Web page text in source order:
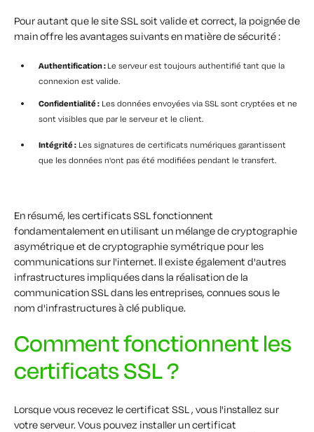
Pour autant que le site SSL soit valide et correct, la poignée de
main offre les avantages suivants en matière de sécurité :
Authentification : Le serveur est toujours authentifié tant que la
connexion est valide.
Confidentialité : Les données envoyées via SSL sont cryptées et ne
sont visibles que par le serveur et le client.
Intégrité : Les signatures de certificats numériques garantissent
que les données n'ont pas été modifiées pendant le transfert.
En résumé, les certificats SSL fonctionnent
fondamentalement en utilisant un mélange de cryptographie
asymétrique et de cryptographie symétrique pour les
communications sur l'internet. Il existe également d'autres
infrastructures impliquées dans la réalisation de la
communication SSL dans les entreprises, connues sous le
nom d'infrastructures à clé publique.
Comment fonctionnent les
certificats SSL ?
Lorsque vous recevez le certificat SSL , vous l'installez sur
votre serveur. Vous pouvez installer un certificat